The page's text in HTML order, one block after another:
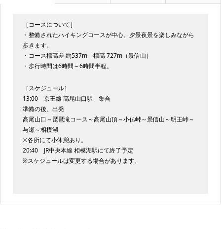
［コースについて］
・整備されたハイキングコースが中心。夕景夜景を楽しみながら
歩きます。
・コース標高差 約537m 標高 727m（景信山）
・歩行時間は6時間～6時間半程。
［スケジュール］
13:00 京王線 高尾山口駅 集合
準備の後、出発
高尾山口～琵琶滝コース～高尾山頂～小仏峠～景信山～明王峠～
与瀬～相模湖
※各所にて小休憩あり。
20:40 JR中央本線 相模湖駅にて終了予定
※スケジュールは変更する場合があります。